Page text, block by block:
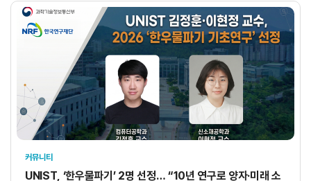
커뮤니티
UNIST, ‘한우물파기’ 2명 선정… “10년 연구로 양자·미래 소